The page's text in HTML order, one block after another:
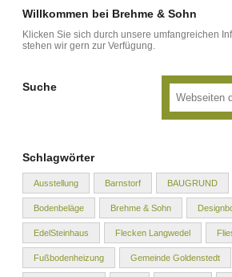
Willkommen bei Brehme & Sohn
Klicken Sie sich durch unsere umfangreichen
stehen wir gern zur Verfügung.
Suche
Schlagwörter
Ausstellung Barnstorf BAUGRUND
Bodenbeläge Brehme & Sohn
EdelSteinhaus Flecken Langwedel
Fußbodenheizung Gemeinde Goldenstedt